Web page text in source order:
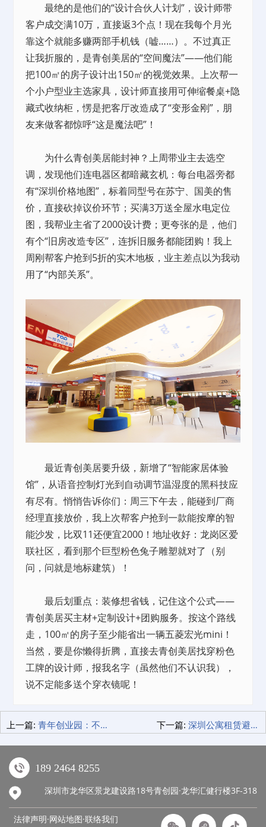
最绝的是他们的“设计合伙人计划”，设计师带
客户成交满10万，直接返3个点！现在我每个月光
靠这个就能多赚两部手机钱（嘘……）。不过真正
让我折服的，是青创美居的“空间魔法”——他们能
把100㎡的房子设计出150㎡的视觉效果。上次帮一
个小户型业主选家具，设计师直接用可伸缩餐桌+隐
藏式收纳柜，愣是把客厅改造成了“变形金刚”，朋
友来做客都惊呼“这是魔法吧”！
为什么青创美居能封神？上周带业主去选空
调，发现他们连电器区都暗藏玄机：每台电器旁都
有“深圳价格地图”，标着同型号在苏宁、国美的售
价，直接砍掉议价环节；买满3万送全屋水电定位
图，我帮业主省了2000设计费；更夸张的是，他们
有个“旧房改造专区”，连拆旧服务都能团购！我上
周刚帮客户抢到5折的实木地板，业主差点以为我动
用了“内部关系”。
最近青创美居要升级，新增了“智能家居体验
馆”，从语音控制灯光到自动调节温湿度的黑科技应
有尽有。悄悄告诉你们：周三下午去，能碰到厂商
经理直接放价，我上次帮客户抢到一款能按摩的智
能沙发，比双11还便宜2000！地址收好：龙岗区爱
联社区，看到那个巨型粉色兔子雕塑就对了（别
问，问就是地标建筑）！
最后划重点：装修想省钱，记住这个公式——
青创美居买主材+定制设计+团购服务。按这个路线
走，100㎡的房子至少能省出一辆五菱宏光mini！
当然，要是你懒得折腾，直接去青创美居找穿粉色
工牌的设计师，报我名字（虽然他们不认识我），
说不定能多送个穿衣镜呢！
上一篇: 青年创业园：不止是办公地点，更是梦想的孵化器！ 下一篇: 深圳公寓租赁避坑指南：如何在观澜、东环、清湖找到高性价比房源？
189 2464 8255
深圳市龙华区景龙建设路18号青创园·龙华汇健行楼3F-318
法律声明·网站地图·联络我们